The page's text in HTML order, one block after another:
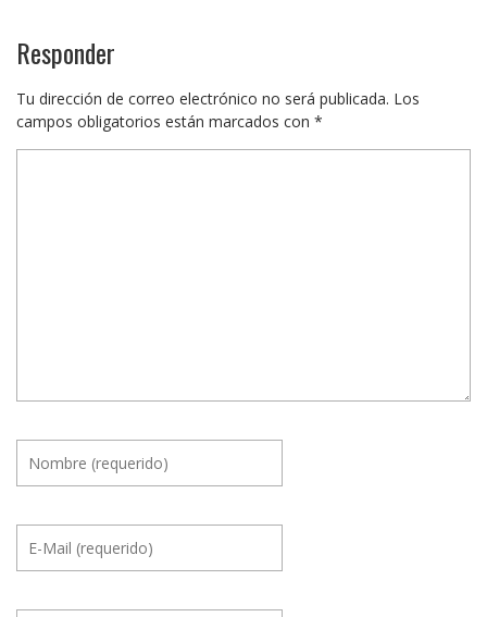
Responder
Tu dirección de correo electrónico no será publicada. Los
campos obligatorios están marcados con *